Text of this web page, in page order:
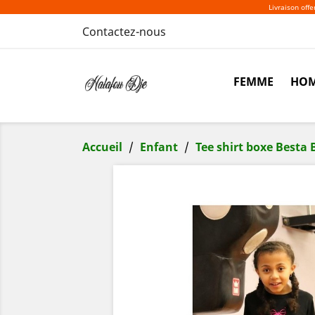
Livraison
Contactez-nous
FEMME
Accueil Enfant Tee shirt boxe Besta